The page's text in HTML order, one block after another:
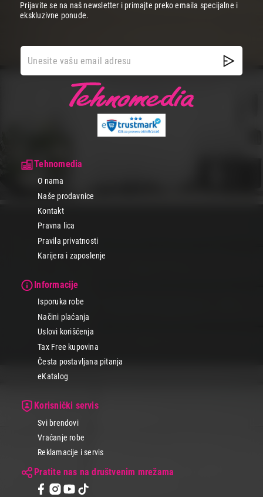
Tehnomedia
O nama
Naše prodavnice
Kontakt
Pravna lica
Pravila privatnosti
Karijera i zaposlenje
Informacije
Isporuka robe
Načini plaćanja
Uslovi korišćenja
Tax Free kupovina
Česta postavljana pitanja
eKatalog
Korisnički servis
Svi brendovi
Vraćanje robe
Reklamacije i servis
Pratite nas na društvenim mrežama
Prijavite se na naš newsletter i primajte preko emaila specijalne i
ekskluzivne ponude.